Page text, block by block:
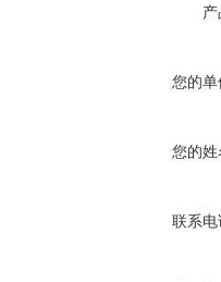
您的单
您的姓
联系电